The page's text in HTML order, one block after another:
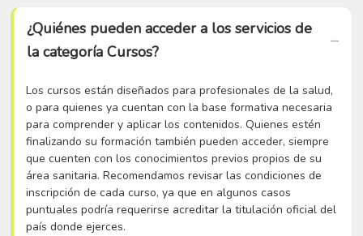
¿Quiénes pueden acceder a los servicios de
la categoría Cursos?
Los cursos están diseñados para profesionales de la salud,
o para quienes ya cuentan con la base formativa necesaria
para comprender y aplicar los contenidos. Quienes estén
finalizando su formación también pueden acceder, siempre
que cuenten con los conocimientos previos propios de su
área sanitaria. Recomendamos revisar las condiciones de
inscripción de cada curso, ya que en algunos casos
puntuales podría requerirse acreditar la titulación oficial del
país donde ejerces.